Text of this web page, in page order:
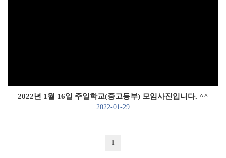
2022년 1월 16일 주일학교(중고등부) 모임사진입니다. ^^
2022-01-29
1